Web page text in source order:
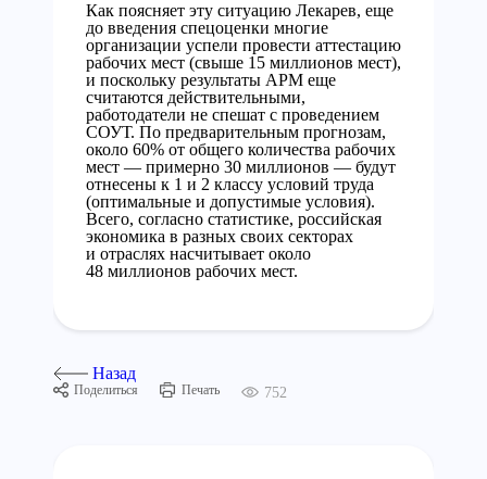
Как поясняет эту ситуацию Лекарев, еще
до введения спецоценки многие
организации успели провести аттестацию
рабочих мест (свыше 15 миллионов мест),
и поскольку результаты АРМ еще
считаются действительными,
работодатели не спешат с проведением
СОУТ. По предварительным прогнозам,
около 60% от общего количества рабочих
мест — примерно 30 миллионов — будут
отнесены к 1 и 2 классу условий труда
(оптимальные и допустимые условия).
Всего, согласно статистике, российская
экономика в разных своих секторах
и отраслях насчитывает около
48 миллионов рабочих мест.
Назад
Поделиться Печать 752